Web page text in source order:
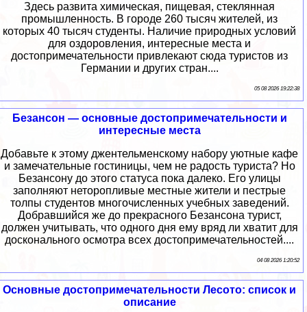
Здесь развита химическая, пищевая, стеклянная
промышленность. В городе 260 тысяч жителей, из
которых 40 тысяч студенты. Наличие природных условий
для оздоровления, интересные места и
достопримечательности привлекают сюда туристов из
Германии и других стран....
05 08 2026 19:22:38
Безансон — основные достопримечательности и
интересные места
Добавьте к этому джентельменскому набору уютные кафе
и замечательные гостиницы, чем не радость туриста? Но
Безансону до этого статуса пока далеко. Его улицы
заполняют неторопливые местные жители и пестрые
толпы студентов многочисленных учебных заведений.
Добравшийся же до прекрасного Безансона турист,
должен учитывать, что одного дня ему вряд ли хватит для
досконального осмотра всех достопримечательностей....
04 08 2026 1:20:52
Основные достопримечательности Лесото: список и
описание